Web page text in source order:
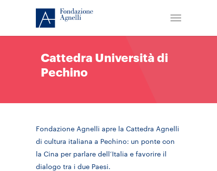
Cattedra Università di
Pechino
Fondazione Agnelli apre la Cattedra Agnelli
di cultura italiana a Pechino: un ponte con
la Cina per parlare dell’Italia e favorire il
dialogo tra i due Paesi.